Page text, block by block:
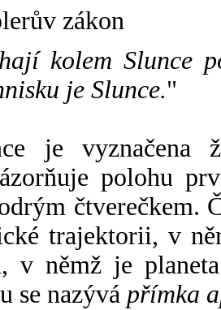
zákon
kolem Slunce
je Slunce."
je vyznačena
polohu
čtverečkem.
trajektorii, v
v němž je
se nazývá přímka